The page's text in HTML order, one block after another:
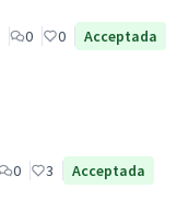
0 0 Acceptada
0 3 Acceptada